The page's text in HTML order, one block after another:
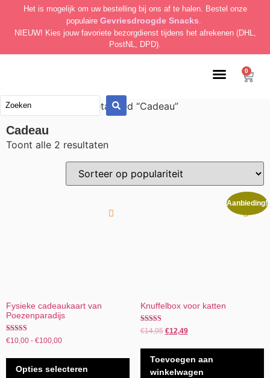
Het is mogelijk om uw bestelling bij ons af te halen. Bestel onze
populaire Gevriesdroogde Snacks.
NIEUW! Kies jouw favoriete bezorgdienst tijdens het afrekenen (DHL,
PostNL, DPD).
0
Home/ Producten getagged “Cadeau”
Cadeau
Toont alle 2 resultaten
Fysieke cadeaukaart van
Poezenparadijs
Gewaardeerd
€10,00 - €100,00
Opties selecteren
Aanbieding!
Knuffelbox voor katten
Gewaardeerd
€14,95 €12,49
Toevoegen aan
winkelwagen